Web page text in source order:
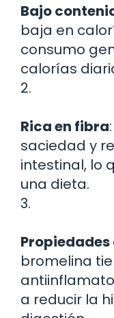
Bajo
baja en
consumo
calorías
2.
Rica en fibra
saciedad y
intestinal, lo
una dieta.
3.
bromelina
a reducir la